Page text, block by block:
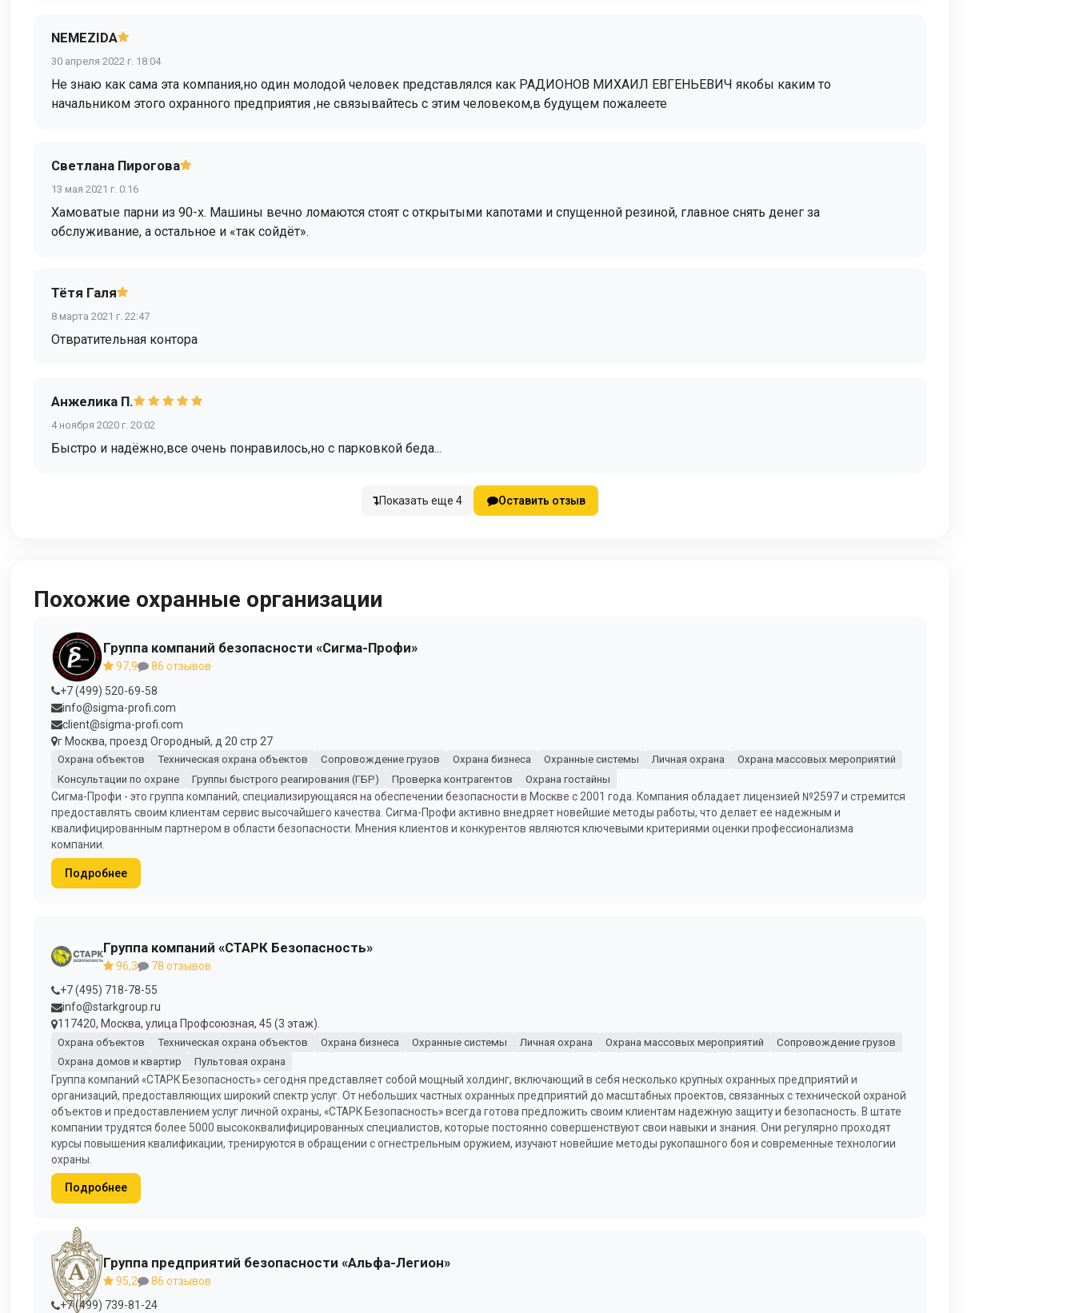
NEMEZIDA
30 апреля 2022 г. 18:04
Не знаю как сама эта компания,но один молодой человек представлялся как РАДИОНОВ МИХАИЛ ЕВГЕНЬЕВИЧ якобы каким то
начальником этого охранного предприятия ,не связывайтесь с этим человеком,в будущем пожалеете
Светлана Пирогова
13 мая 2021 г. 0:16
Хамоватые парни из 90-х. Машины вечно ломаются стоят с открытыми капотами и спущенной резиной, главное снять денег за
обслуживание, а остальное и «так сойдёт».
Тётя Галя
8 марта 2021 г. 22:47
Отвратительная контора
Анжелика П.
4 ноября 2020 г. 20:02
Быстро и надёжно,все очень понравилось,но с парковкой беда...
Показать еще 4 Оставить отзыв
Похожие охранные организации
Группа компаний безопасности «Сигма-Профи»
97,9
86 отзывов
+7 (499) 520-69-58
info@sigma-profi.com
client@sigma-profi.com
г Москва, проезд Огородный, д 20 стр 27
Охрана объектов Техническая охрана объектов Сопровождение грузов Охрана бизнеса Охранные системы Личная охрана
Охрана массовых мероприятий
Консультации по охране
Группы быстрого реагирования (ГБР) Проверка контрагентов Охрана гостайны
Сигма-Профи - это группа компаний, специализирующаяся на обеспечении безопасности в Москве с 2001 года. Компания обладает лицензией №2597 и стремится
предоставлять своим клиентам сервис высочайшего качества. Сигма-Профи активно внедряет новейшие методы работы, что делает ее надежным и
квалифицированным партнером в области безопасности. Мнения клиентов и конкурентов являются ключевыми критериями оценки профессионализма
компании.
Подробнее
Группа компаний «СТАРК Безопасность»
96,3
78 отзывов
+7 (495) 718-78-55
info@starkgroup.ru
117420, Москва, улица Профсоюзная, 45 (3 этаж).
Охрана объектов Техническая охрана объектов Охрана бизнеса Охранные системы Личная охрана Охрана массовых мероприятий
Сопровождение грузов
Охрана домов и квартир
Пультовая охрана
Группа компаний «СТАРК Безопасность» сегодня представляет собой мощный холдинг, включающий в себя несколько крупных охранных предприятий и
организаций, предоставляющих широкий спектр услуг. От небольших частных охранных предприятий до масштабных проектов, связанных с технической охраной
объектов и предоставлением услуг личной охраны, «СТАРК Безопасность» всегда готова предложить своим клиентам надежную защиту и безопасность. В штате
компании трудятся более 5000 высококвалифицированных специалистов, которые постоянно совершенствуют свои навыки и знания. Они регулярно проходят
курсы повышения квалификации, тренируются в обращении с огнестрельным оружием, изучают новейшие методы рукопашного боя и современные технологии
охраны.
Подробнее
Группа предприятий безопасности «Альфа-Легион»
95,2
86 отзывов
+7 (499) 739-81-24